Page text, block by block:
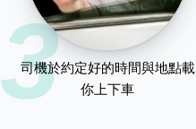
3
司機於約定好的時間與地點載
你上下車